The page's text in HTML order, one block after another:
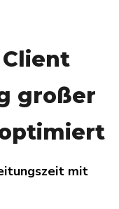
großer
mit